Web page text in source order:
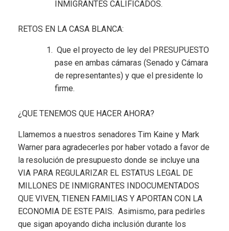
INMIGRANTES CALIFICADOS.
RETOS EN LA CASA BLANCA:
Que el proyecto de ley del PRESUPUESTO
pase en ambas cámaras (Senado y Cámara
de representantes) y que el presidente lo
firme.
¿QUE TENEMOS QUE HACER AHORA?
Llamemos a nuestros senadores Tim Kaine y Mark
Warner para agradecerles por haber votado a favor de
la resolución de presupuesto donde se incluye una
VIA PARA REGULARIZAR EL ESTATUS LEGAL DE
MILLONES DE INMIGRANTES INDOCUMENTADOS
QUE VIVEN, TIENEN FAMILIAS Y APORTAN CON LA
ECONOMIA DE ESTE PAIS. Asimismo, para pedirles
que sigan apoyando dicha inclusión durante los